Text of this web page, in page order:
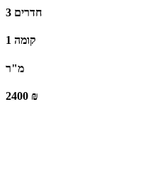
3 חדרים
קומה 1
מ"ר
2400 ₪